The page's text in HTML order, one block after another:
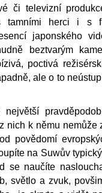
či televizní
tamními herci i s
japonského
beztvarým
poctivá
ale o to
nich k němu nemůže
povědomí
na Suwův
se naučíte
světlo a zvuk,